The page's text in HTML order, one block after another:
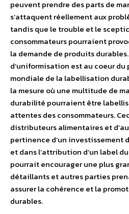
peuvent prendre des parts de
s’attaquent réellement aux
tandis que le trouble et le
consommateurs pourraient
la demande de produits durables.
d’uniformisation est au coeur du
mondiale de la labellisation
la mesure où une multitude de
durabilité pourraient être
attentes des consommateurs.
distributeurs alimentaires et
pertinence d’un investissement
et dans l’attribution d’un label
pourrait encourager une plus
détaillants et autres parties
assurer la cohérence et la
durables.